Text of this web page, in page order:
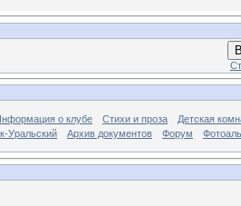
о клубе Стихи и проза
Детская
Уральский
Архив документов Форум